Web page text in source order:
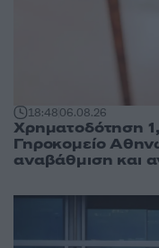
18:4806.08.26
Χρηματοδότηση
Γηροκομείο
αναβάθμιση και